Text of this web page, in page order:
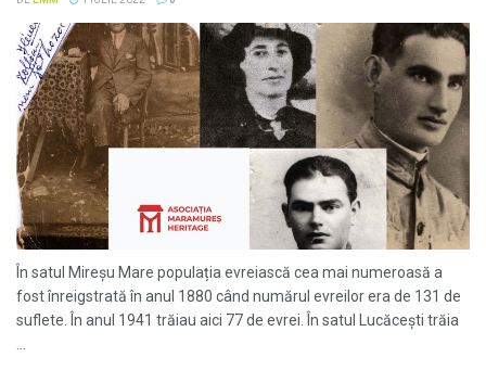
În satul Mireșu Mare populația evreiască cea mai numeroasă a
fost înreigstrată în anul 1880 când numărul evreilor era de 131 de
suflete. În anul 1941 trăiau aici 77 de evrei. În satul Lucăcești trăia